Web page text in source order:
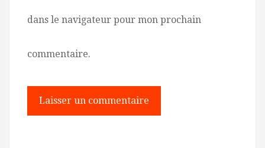
dans le navigateur pour mon prochain
commentaire.